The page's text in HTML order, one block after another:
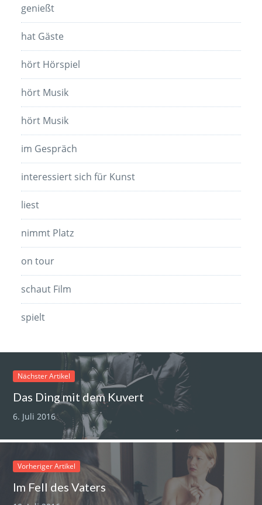
genießt
hat Gäste
hört Hörspiel
hört Musik
hört Musik
im Gespräch
interessiert sich für Kunst
liest
nimmt Platz
on tour
schaut Film
spielt
Nächster Artikel
Das Ding mit dem Kuvert
6. Juli 2016
Vorheriger Artikel
Im Fell des Vaters